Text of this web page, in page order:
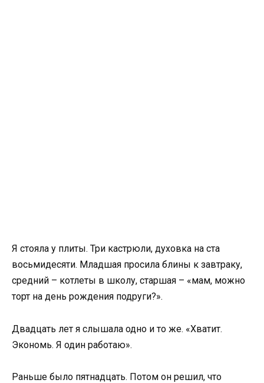
Я стояла у плиты. Три кастрюли, духовка на ста
восьмидесяти. Младшая просила блины к завтраку,
средний – котлеты в школу, старшая – «мам, можно
торт на день рождения подруги?».
Двадцать лет я слышала одно и то же. «Хватит.
Экономь. Я один работаю».
Раньше было пятнадцать. Потом он решил, что